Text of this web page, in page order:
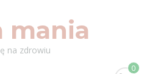
mania
na zdrowiu
0